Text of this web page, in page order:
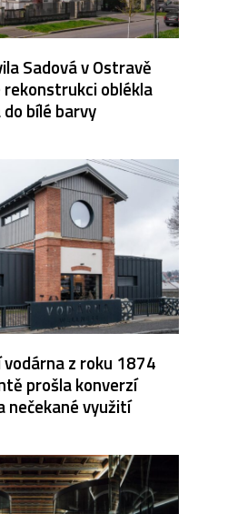
Sadová v Ostravě
oblékla
do bílé barvy
vodárna z roku 1874
prošla konverzí
nečekané využití